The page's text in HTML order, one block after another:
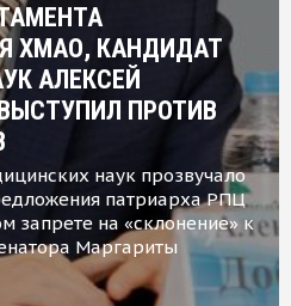
ХМАО, КАНДИДАТ
АЛЕКСЕЙ
ПРОТИВ
наук прозвучало
патриарха РПЦ
запрете на «склонение» к
Маргариты